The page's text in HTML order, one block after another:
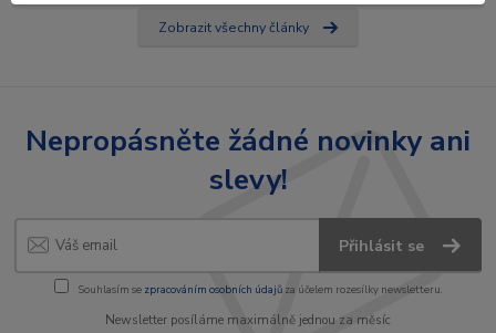
Zobrazit všechny články
Nepropásněte žádné novinky ani
slevy!
Přihlásit se
Souhlasím se zpracováním osobních údajůza účelem rozesílky newsletteru.
Newsletter posíláme maximálně jednou za měsíc